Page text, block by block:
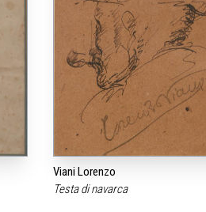
Viani Lorenzo
Testa di navarca